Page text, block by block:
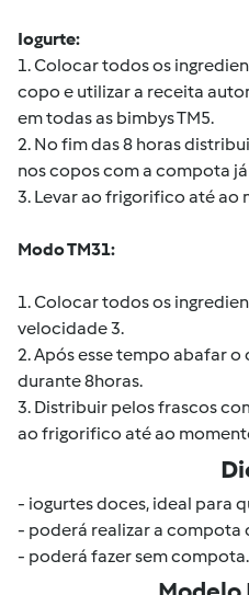
Iogurte:
1. Colocar todos os
copo e utilizar a receita
em todas as bimbys TM5.
2. No fim das 8 horas
nos copos com a compota
3. Levar ao frigorifico até ao
Modo TM31:
1. Colocar todos os
velocidade 3.
2. Após esse tempo abafar
durante 8horas.
3. Distribuir pelos frascos
ao frigorifico até ao
- iogurtes doces, ideal para
- poderá realizar a compota
- poderá fazer sem compota.